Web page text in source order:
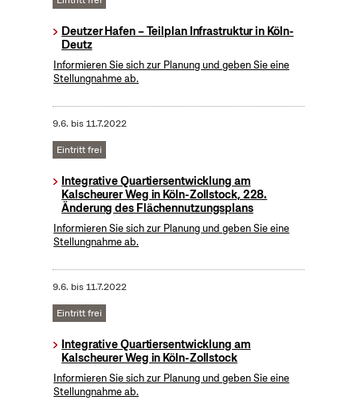
Deutzer Hafen – Teilplan Infrastruktur in Köln-
Deutz
Informieren Sie sich zur Planung und geben Sie eine
Stellungnahme ab.
9.6. bis11.7.2022
Eintritt frei
Integrative Quartiersentwicklung am
Kalscheurer Weg in Köln-Zollstock, 228.
Änderung des Flächennutzungsplans
Informieren Sie sich zur Planung und geben Sie eine
Stellungnahme ab.
9.6. bis11.7.2022
Eintritt frei
Integrative Quartiersentwicklung am
Kalscheurer Weg in Köln-Zollstock
Informieren Sie sich zur Planung und geben Sie eine
Stellungnahme ab.